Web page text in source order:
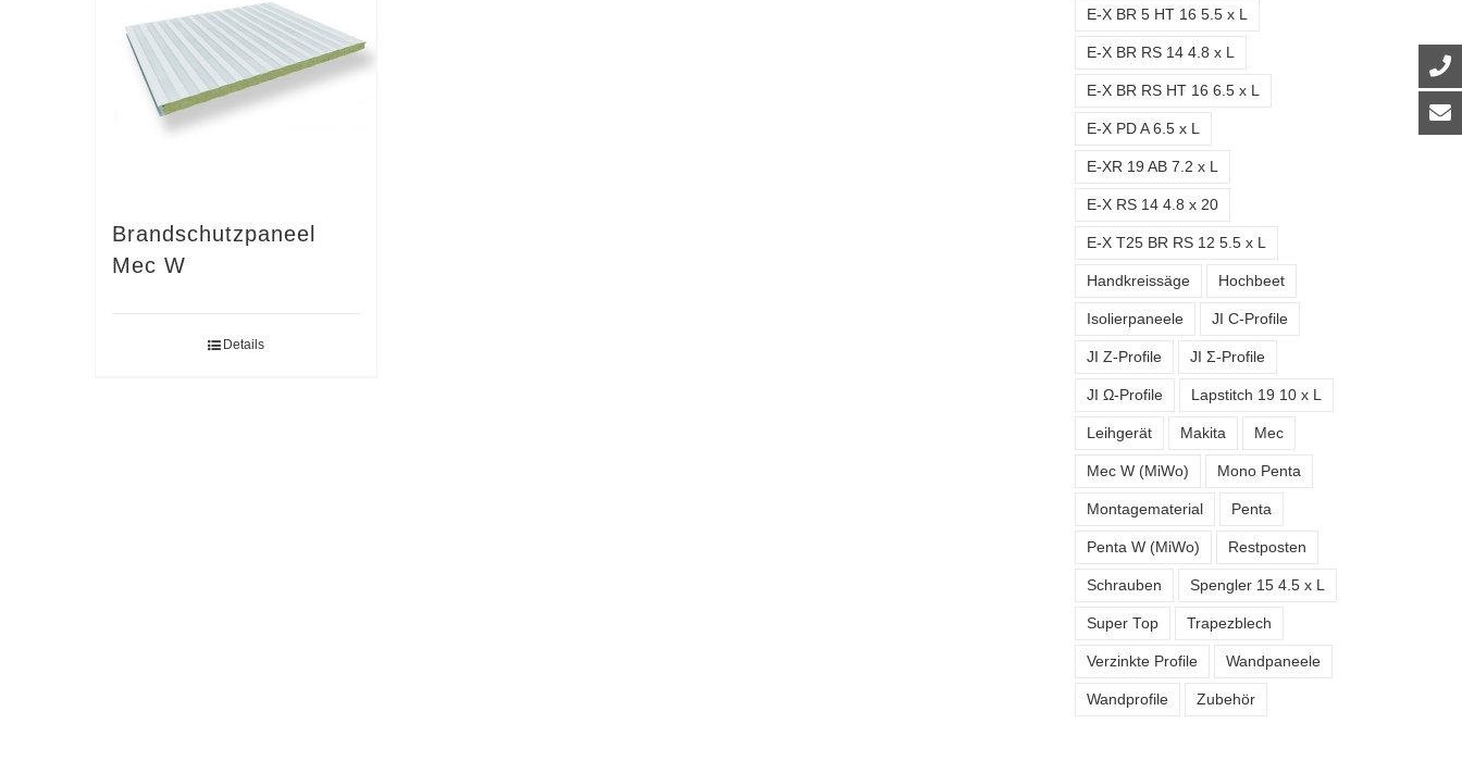
Brandschutzpaneel
Mec W
Details
E-X BR 5 HT 16 5.5 x L
E-X BR RS 14 4.8 x L
E-X BR RS HT 16 6.5 x L
E-X PD A 6.5 x L
E-XR 19 AB 7.2 x L
E-X RS 14 4.8 x 20
E-X T25 BR RS 12 5.5 x L
Handkreissäge Hochbeet
Isolierpaneele JI C-Profile
JI Z-Profile JI Σ-Profile
JI Ω-Profile Lapstitch 19 10 x L
Leihgerät Makita Mec
Mec W (MiWo) Mono Penta
Montagematerial Penta
Penta W (MiWo) Restposten
Schrauben Spengler 15 4.5 x L
Super Top Trapezblech
Verzinkte Profile Wandpaneele
Wandprofile Zubehör